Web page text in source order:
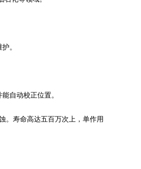
。
自动校正位置。
。寿命高达五百万次上，单作用